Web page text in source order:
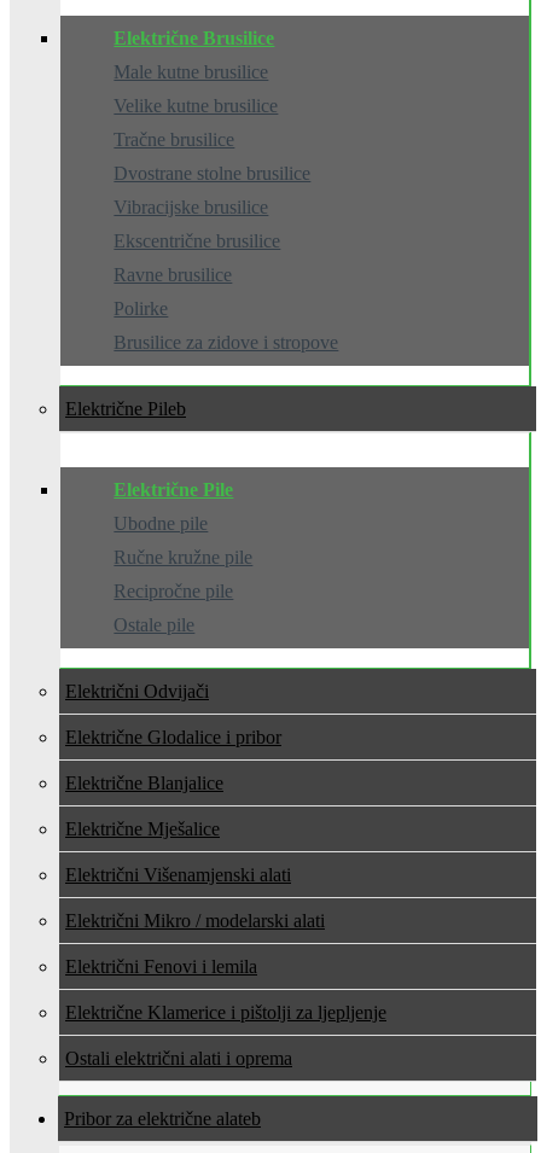
Električne Brusilice
Male kutne brusilice
Velike kutne brusilice
Tračne brusilice
Dvostrane stolne brusilice
Vibracijske brusilice
Ekscentrične brusilice
Ravne brusilice
Polirke
Brusilice za zidove i stropove
Električne Pile
Električne Pile
Ubodne pile
Ručne kružne pile
Recipročne pile
Ostale pile
Električni Odvijači
Električne Glodalice i pribor
Električne Blanjalice
Električne Mješalice
Električni Višenamjenski alati
Električni Mikro / modelarski alati
Električni Fenovi i lemila
Električne Klamerice i pištolji za ljepljenje
Ostali električni alati i oprema
Pribor za električne alate